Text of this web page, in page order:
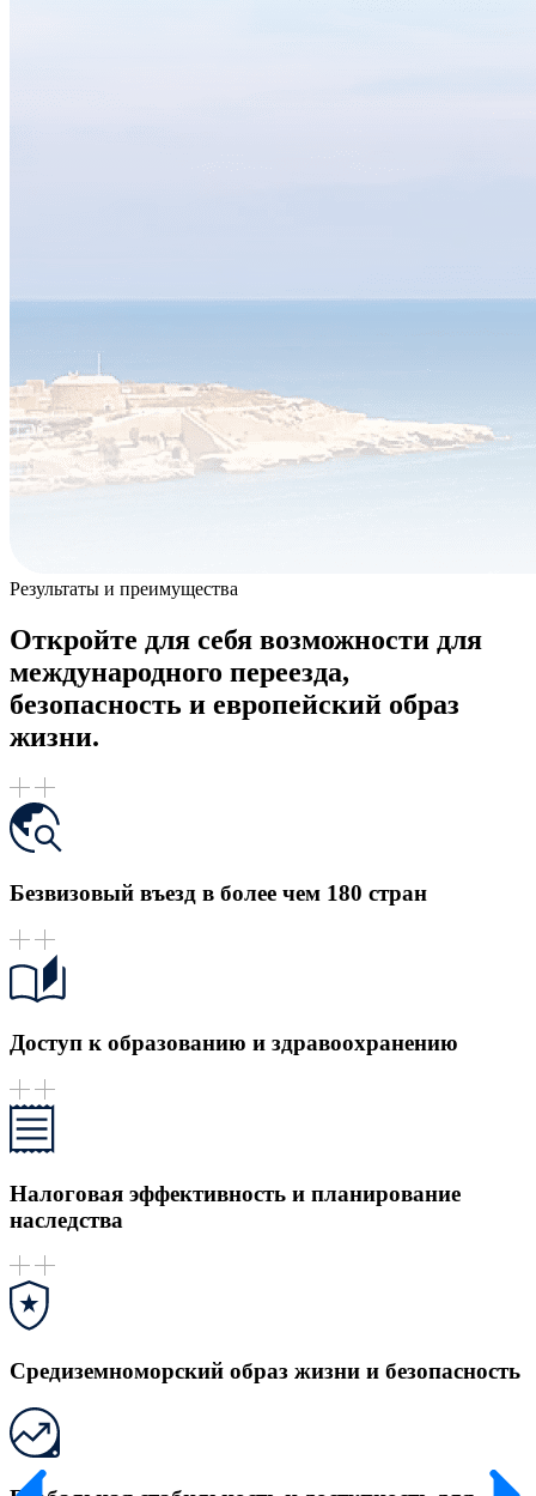
Результаты и преимущества
Откройте для себя возможности для
международного переезда,
безопасность и европейский образ
жизни.
Безвизовый въезд в более чем 180 стран
Доступ к образованию и здравоохранению
Налоговая эффективность и планирование
наследства
Средиземноморский образ жизни и безопасность